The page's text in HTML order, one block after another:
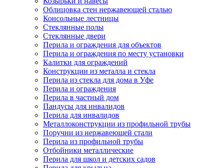
Облицовка стен нержавеющей сталью
Консольные лестницы
Стеклянные полы
Стеклянные двери
Перила и ограждения для объектов
Перила и ограждения по месту установки
Калитки для ограждений
Конструкции из металла и стекла
Перила из стекла для дома в Уфе
Перила и ограждения
Перила в частный дом
Пандусы для инвалидов
Перила для инвалидов
Металлоконструкции из профильной трубы
Поручни из нержавеющей стали
Перила из профильной трубы
Отбойники металлические
Перила для школ и детских садов